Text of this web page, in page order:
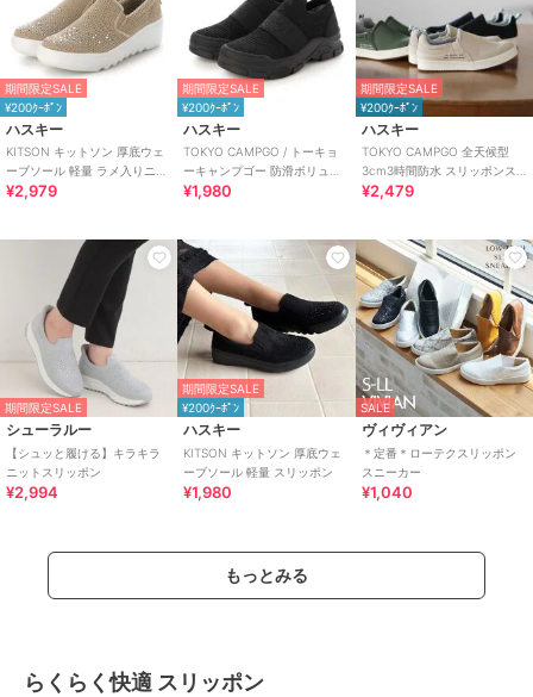
期間限定SALE
¥200ｸｰﾎﾟﾝ
ハスキー
KITSON キットソン 厚底ウェ
ーブソール 軽量 ラメ入りニッ
ト スリッポン
¥2,979
期間限定SALE
¥200ｸｰﾎﾟﾝ
ハスキー
TOKYO CAMPGO / トーキョ
ーキャンプゴー 防滑ボリュー
ムソール 防水スリッポンスニ
¥1,980
期間限定SALE
¥200ｸｰﾎﾟﾝ
ハスキー
TOKYO CAMPGO 全天候型
3cm3時間防水 スリッポンス
ニーカー
¥2,479
期間限定SALE
シューラルー
【シュッと履ける】キラキラ
ニットスリッポン
¥2,994
期間限定SALE
¥200ｸｰﾎﾟﾝ
ハスキー
KITSON キットソン 厚底ウェ
ーブソール 軽量 スリッポン
¥1,980
SALE
ヴィヴィアン
＊定番＊ローテクスリッポン
スニーカー
¥1,040
もっとみる
らくらく快適 スリッポン